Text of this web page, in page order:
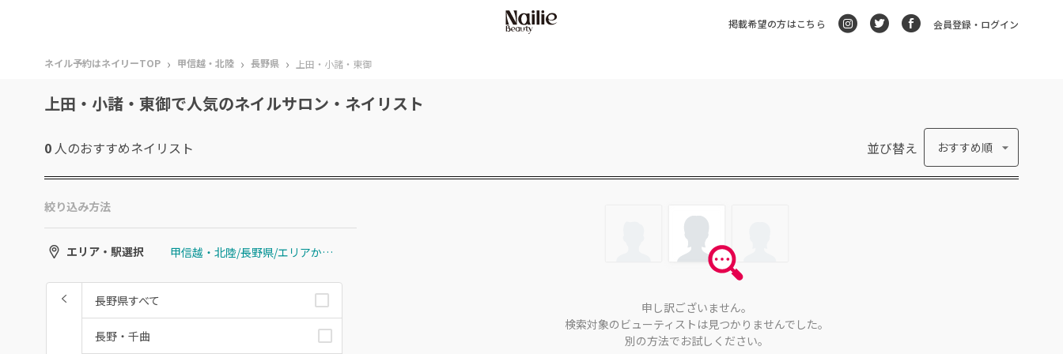
掲載希望の方はこちら 会員登録・ログイン
ネイル予約はネイリーTOP › 甲信越・北陸 › 長野県 › 上田・小諸・東御
上田・小諸・東御で人気のネイルサロン・ネイリスト
0 人のおすすめネイリスト 並び替え おすすめ順
絞り込み方法
エリア・駅選択 甲信越・北陸/長野県/エリアから選ぶ/上田・小諸・東御
長野県すべて
長野・千曲
申し訳ございません。
検索対象のビューティストは見つかりませんでした。
別の方法でお試しください。